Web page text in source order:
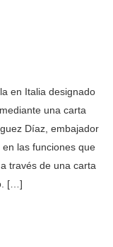
en Italia designado
una carta
Díaz, embajador
las funciones que
través de una carta
[…]